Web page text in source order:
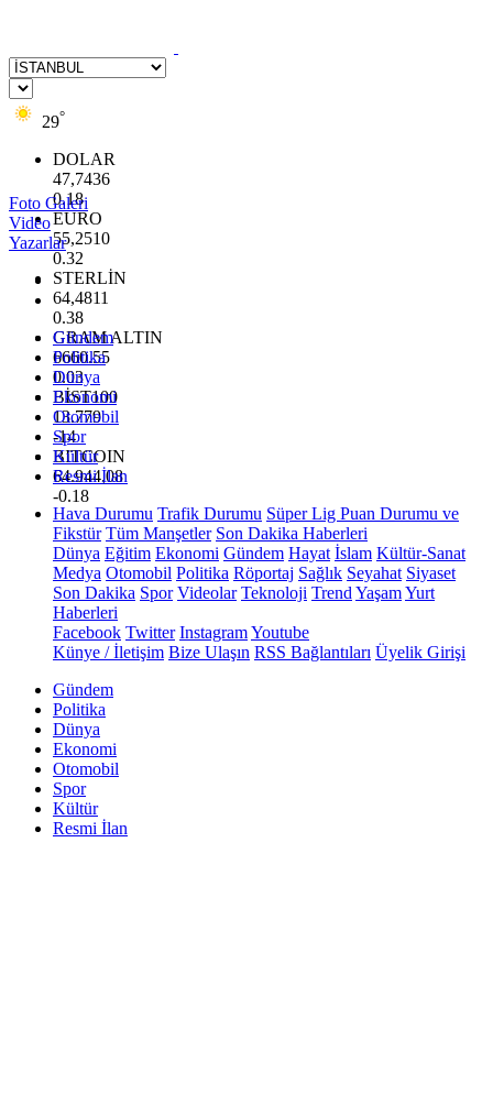
29°
DOLAR
47,7436
0.18
EURO
55,2510
0.32
STERLİN
64,4811
0.38
GRAM ALTIN
6660.55
0.03
BİST100
13.779
-14
BITCOIN
64.944,08
-0.18
Foto Galeri
Video
Yazarlar
Gündem
Politika
Dünya
Ekonomi
Otomobil
Spor
Kültür
Resmi İlan
Hava Durumu Trafik Durumu Süper Lig Puan Durumu ve
Fikstür Tüm Manşetler Son Dakika Haberleri
Dünya Eğitim Ekonomi Gündem Hayat İslam Kültür-Sanat
Medya Otomobil Politika Röportaj Sağlık Seyahat Siyaset
Son Dakika Spor Videolar Teknoloji Trend YaşamYurt
Haberleri
Facebook Twitter InstagramYoutube
Künye / İletişim Bize Ulaşın RSS Bağlantıları Üyelik Girişi
Gündem
Politika
Dünya
Ekonomi
Otomobil
Spor
Kültür
Resmi İlan